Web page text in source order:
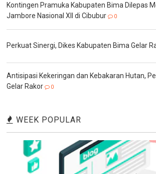
Kontingen Pramuka Kabupaten Bima Dilepas
Jambore Nasional XII di Cibubur
0
Perkuat Sinergi, Dikes Kabupaten Bima Gelar
Antisipasi Kekeringan dan Kebakaran Hutan,
Gelar Rakor
0
WEEK POPULAR